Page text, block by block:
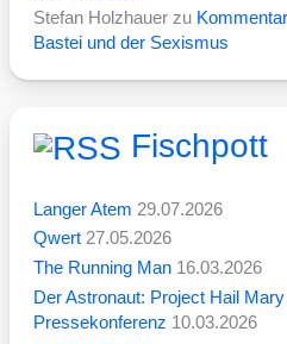
Stefan Holzhauer zu
Bastei und der Sexismus
Fischpott
Langer Atem 29.07.2026
Qwert 27.05.2026
The Running Man 16.03.2026
Der Astronaut: Project Hail
Pressekonferenz 10.03.2026